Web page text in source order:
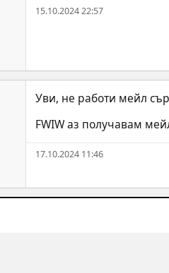
15.10.2024 22:57
Уви, не работи мейл
FWIW аз получавам
17.10.2024 11:46